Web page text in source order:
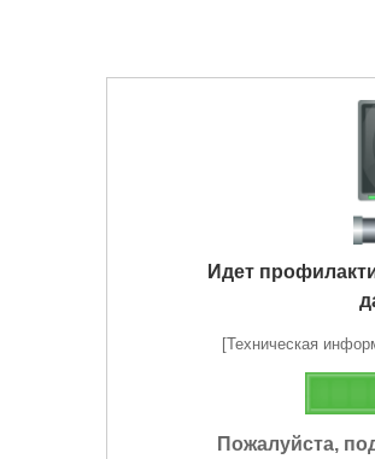
Идет
[Техническая
Пожалуйста,